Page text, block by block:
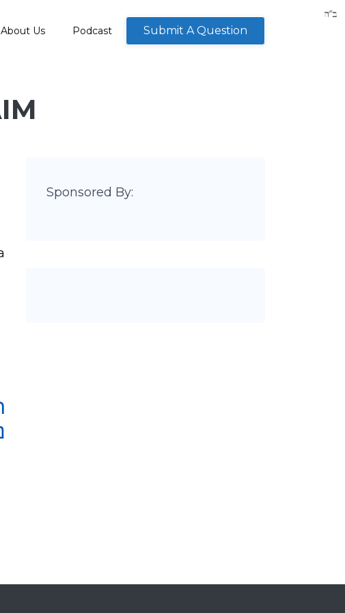
About Us Podcast Submit A Question
Sponsored By: